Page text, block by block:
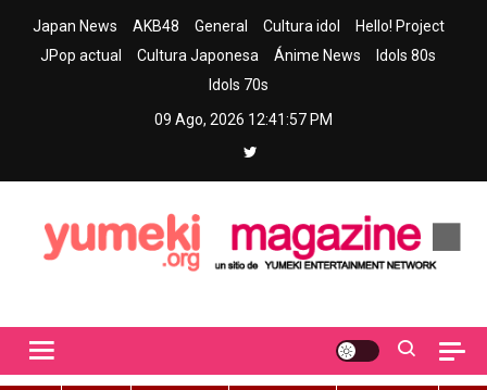
Japan News AKB48 General Cultura idol
Hello! Project
JPop actual
Cultura Japonesa Ánime News
Idols 80s
Idols 70s
09 Ago, 2026 12:41:58 PM